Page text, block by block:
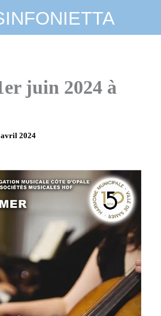
juin 2024 à
avril 2024